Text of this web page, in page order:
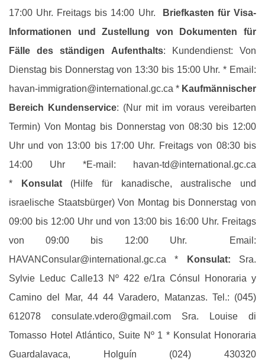
17:00 Uhr. Freitags bis 14:00 Uhr.
Briefkasten für Visa-
Informationen und Zustellung von Dokumenten für
Fälle des ständigen Aufenthalts: Kundendienst: Von
Dienstag bis Donnerstag von 13:30 bis 15:00 Uhr. * Email:
havan-immigration@international.gc.ca * Kaufmännischer
Bereich Kundenservice: (Nur mit im voraus vereibarten
Termin) Von Montag bis Donnerstag von 08:30 bis 12:00
Uhr und von 13:00 bis 17:00 Uhr. Freitags von 08:30 bis
14:00 Uhr *E-mail: havan-td@international.gc.ca
*
Konsulat(Hilfe für kanadische, australische und
israelische Staatsbürger) Von Montag bis Donnerstag von
09:00 bis 12:00 Uhr und von 13:00 bis 16:00 Uhr. Freitags
von 09:00 bis 12:00 Uhr. Email:
HAVANConsular@international.gc.ca *
Konsulat: Sra.
Sylvie Leduc Calle13 Nº 422 e/1ra Cónsul Honoraria y
Camino del Mar, 44 44 Varadero, Matanzas. Tel.: (045)
612078 consulate.vdero@gmail.com Sra. Louise di
Tomasso Hotel Atlántico, Suite Nº 1 * Konsulat Honoraria
Guardalavaca, Holguín (024) 430320